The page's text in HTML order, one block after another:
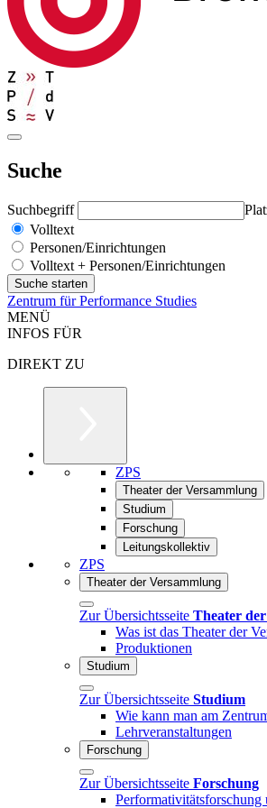
Suche
Suchbegriff
Volltext
Personen/Einrichtungen
Volltext + Personen/Einrichtungen
Zentrum für Performance Studies
MENÜ
INFOS FÜR
DIREKT ZU
ZPS
Theater der Versammlung
Studium
Forschung
Leitungskollektiv
ZPS
Theater der Versammlung
Zur Übersichtsseite Theater
Was ist das Theater der
Produktionen
Studium
Zur Übersichtsseite Studium
Wie kann man am
Lehrveranstaltungen
Forschung
Zur Übersichtsseite Forschung